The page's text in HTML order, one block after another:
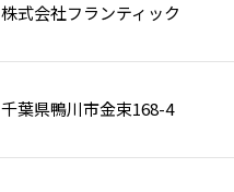
株式会社フランティック
千葉県鴨川市金束168-4